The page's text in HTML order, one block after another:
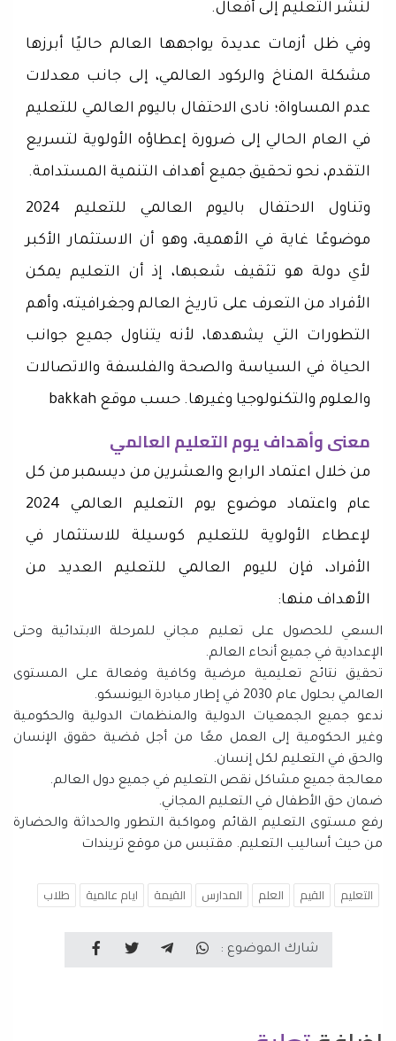
لنشر التعليم إلى أفعال.
وفي ظل أزمات عديدة يواجهها العالم حاليًا أبرزها
مشكلة المناخ والركود العالمي، إلى جانب معدلات
عدم المساواة؛ نادى الاحتفال باليوم العالمي للتعليم
في العام الحالي إلى ضرورة إعطاؤه الأولوية لتسريع
التقدم، نحو تحقيق جميع أهداف التنمية المستدامة.
وتناول الاحتفال باليوم العالمي للتعليم 2024
موضوعًا غاية في الأهمية، وهو أن الاستثمار الأكبر
لأي دولة هو تثقيف شعبها، إذ أن التعليم يمكن
الأفراد من التعرف على تاريخ العالم وجغرافيته، وأهم
التطورات التي يشهدها، لأنه يتناول جميع جوانب
الحياة في السياسة والصحة والفلسفة والاتصالات
والعلوم والتكنولوجيا وغيرها. حسب موقع bakkah
معنى وأهداف يوم التعليم العالمي
من خلال اعتماد الرابع والعشرين من ديسمبر من كل
عام واعتماد موضوع يوم التعليم العالمي 2024
لإعطاء الأولوية للتعليم كوسيلة للاستثمار في
الأفراد، فإن لليوم العالمي للتعليم العديد من
الأهداف منها:
السعي للحصول على تعليم مجاني للمرحلة الابتدائية وحتى
الإعدادية في جميع أنحاء العالم.
تحقيق نتائج تعليمية مرضية وكافية وفعالة على المستوى
العالمي بحلول عام 2030 في إطار مبادرة اليونسكو.
ندعو جميع الجمعيات الدولية والمنظمات الدولية والحكومية
وغير الحكومية إلى العمل معًا من أجل قضية حقوق الإنسان
والحق في التعليم لكل إنسان.
معالجة جميع مشاكل نقص التعليم في جميع دول العالم.
ضمان حق الأطفال في التعليم المجاني.
رفع مستوى التعليم القائم ومواكبة التطور والحداثة والحضارة
من حيث أساليب التعليم. مقتبس من موقع تريندات
التعليم القيم العلم المدارس القيمة ايام عالمية طلاب
شارك الموضوع :